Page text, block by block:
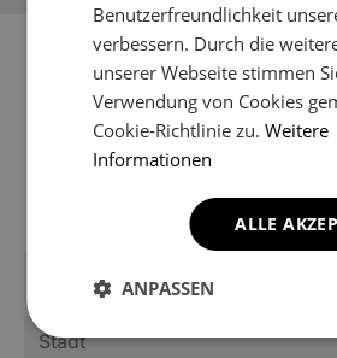
Sie können Ihr
nicht
Möglicherweise ist es noch nicht
Informationen über die
erhalten.
Benutzerfreundlichkeit
verbessern. Durch die
unserer Webseite stimmen
Verwendung von Cookies
Cookie-Richtlinie zu.Weitere
Informationen
ALLE
ANPASSEN